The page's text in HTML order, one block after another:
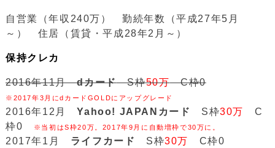
自営業（年収240万） 勤続年数（平成27年5月
～） 住居（賃貸・平成28年2月～）
保持クレカ
2016年11月dカードS枠50万C枠0
※2017年3月にdカードGOLDにアップグレード
2016年12月Yahoo! JAPANカード S枠30万
C
枠0
※当初はS枠20万。2017年9月に自動増枠で30万に。
2017年1月 ライフカード S枠30万
C枠0